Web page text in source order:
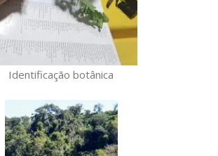
Identificação botânica